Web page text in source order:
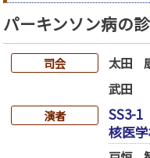
パーキンソン病の
司会
太田
武田
演者
SS3-1
核医